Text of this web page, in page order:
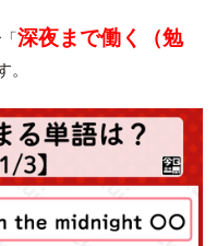
深夜まで働く（勉
。